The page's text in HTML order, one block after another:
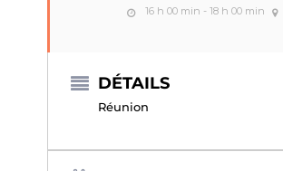
16 h 00 min - 18 h 00 min
DÉTAILS
Réunion